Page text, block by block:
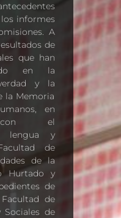
informes
A
de
que han
en la
y la
la Memoria
en
con el
lengua y
de
de la
Hurtado y
de
de
Sociales de